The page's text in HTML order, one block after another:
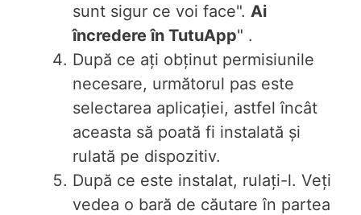
sunt sigur ce voi face". Ai
încredere în TutuApp" .
După ce ați obținut permisiunile
necesare, următorul pas este
selectarea aplicației, astfel încât
aceasta să poată fi instalată și
rulată pe dispozitiv.
După ce este instalat, rulați-l. Veți
vedea o bară de căutare în partea